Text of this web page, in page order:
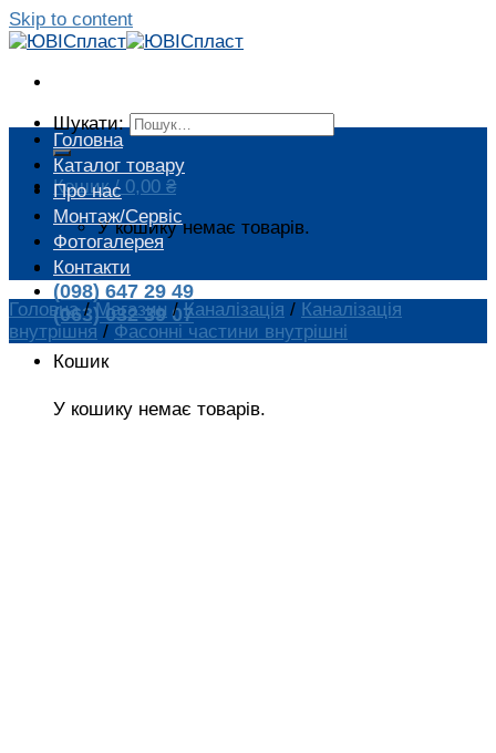
Skip to content
Шукати:
Кошик / 0,00 ₴
У кошику немає товарів.
(098) 647 29 49
(063) 032 39 07
Кошик
У кошику немає товарів.
Головна
Каталог товару
Про нас
Монтаж/Сервіс
Фотогалерея
Контакти
Головна / Магазин / Каналізація / Каналізація
внутрішня / Фасонні частини внутрішні